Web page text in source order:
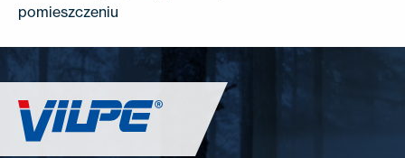
pomieszczeniu